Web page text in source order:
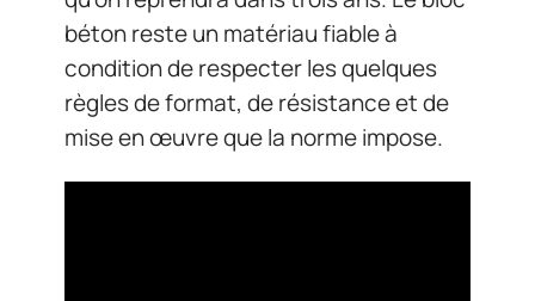
béton reste un matériau fiable à
condition de respecter les quelques
règles de format, de résistance et de
mise en œuvre que la norme impose.